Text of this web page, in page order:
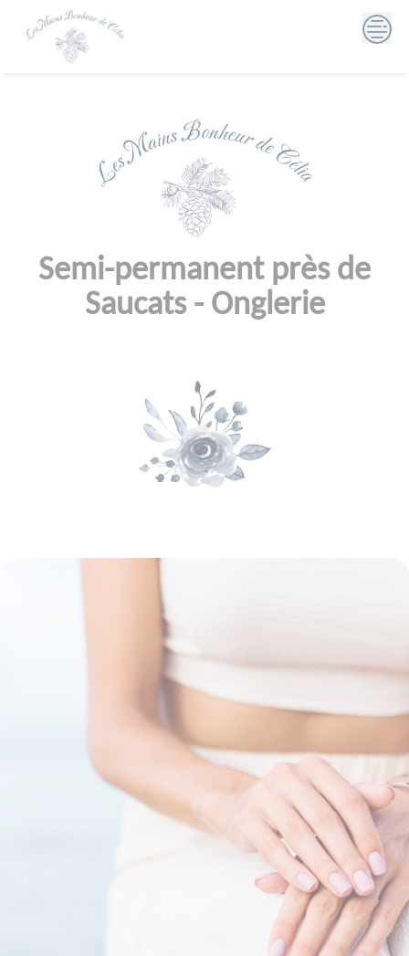
Semi-permanent près de
Saucats - Onglerie